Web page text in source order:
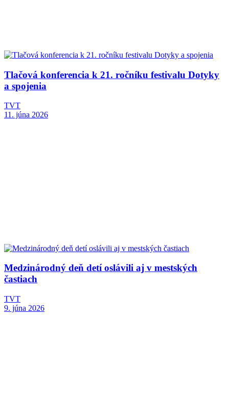
Tlačová konferencia k 21. ročníku festivalu Dotyky
a spojenia
TVT
11. júna 2026
Medzinárodný deň detí oslávili aj v mestských
častiach
TVT
9. júna 2026